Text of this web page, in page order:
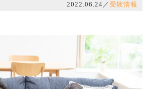
2022.06.24 ／受験情報